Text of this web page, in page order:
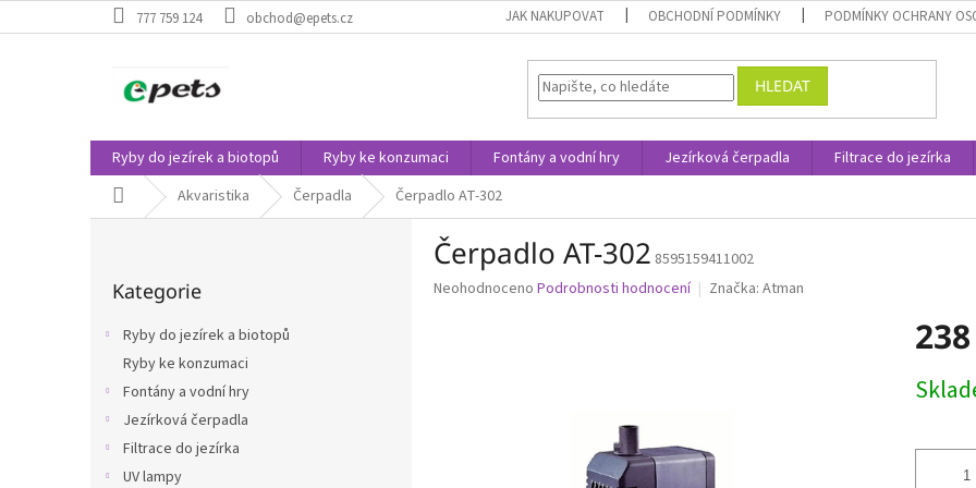
na
777 759 124 obchod@epets.cz JAK NAKUPOVAT OBCHODNÍ PODMÍNKY PODMÍNKY OCHRANY
HLEDAT
Ryby do jezírek a biotopů Ryby ke konzumaci Fontány a vodní hry Jezírková čerpadla Filtrace do jezírka
Domů Akvaristika Čerpadla Čerpadlo AT-302
kategorie
Kategorie
Ryby do jezírek a biotopů
Ryby ke konzumaci
Fontány a vodní hry
Jezírková čerpadla
Filtrace do jezírka
UV lampy
Čerpadlo AT-302 8595159411002
Průměrné
Neohodnoceno Podrobnosti hodnocení Značka: Atman
cena: